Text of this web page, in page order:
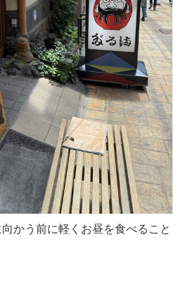
かう前に軽くお昼を食べること